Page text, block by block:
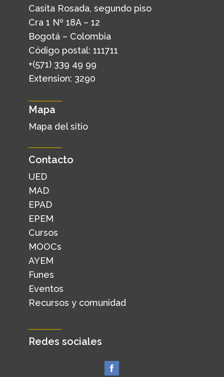
Casita Rosada, segundo piso
Cra 1 Nº 18A – 12
Bogotá – Colombia
Código postal: 111711
+(571) 339 49 99
Extension: 3290
Mapa
Mapa del sitio
Contacto
UED
MAD
EPAD
EPEM
Cursos
MOOCs
AYEM
Funes
Eventos
Recursos y comunidad
Redes sociales